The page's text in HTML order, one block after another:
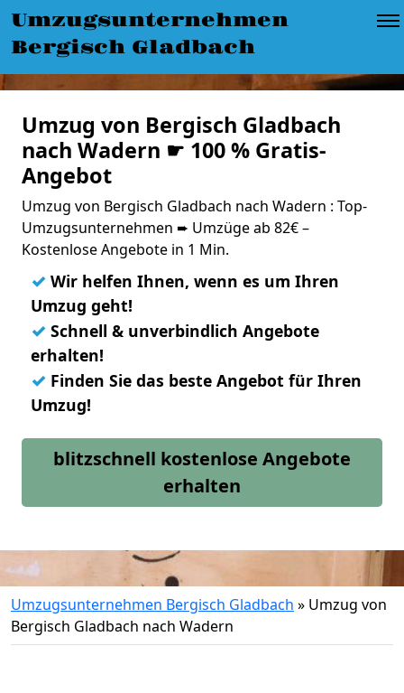
Umzugsunternehmen
Bergisch Gladbach
Umzug von Bergisch Gladbach
nach Wadern ☛ 100 % Gratis-
Angebot
Umzug von Bergisch Gladbach nach Wadern : Top-
Umzugsunternehmen ➨ Umzüge ab 82€ –
Kostenlose Angebote in 1 Min.
✓ Wir helfen Ihnen, wenn es um Ihren
Umzug geht!
✓ Schnell & unverbindlich Angebote
erhalten!
✓ Finden Sie das beste Angebot für Ihren
Umzug!
blitzschnell kostenlose Angebote
erhalten
Umzugsunternehmen Bergisch Gladbach » Umzug von
Bergisch Gladbach nach Wadern